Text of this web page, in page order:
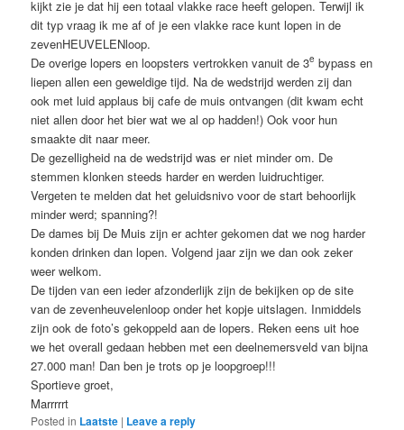
kijkt zie je dat hij een totaal vlakke race heeft gelopen. Terwijl ik
dit typ vraag ik me af of je een vlakke race kunt lopen in de
zevenHEUVELENloop.
De overige lopers en loopsters vertrokken vanuit de 3e bypass en
liepen allen een geweldige tijd. Na de wedstrijd werden zij dan
ook met luid applaus bij cafe de muis ontvangen (dit kwam echt
niet allen door het bier wat we al op hadden!) Ook voor hun
smaakte dit naar meer.
De gezelligheid na de wedstrijd was er niet minder om. De
stemmen klonken steeds harder en werden luidruchtiger.
Vergeten te melden dat het geluidsnivo voor de start behoorlijk
minder werd; spanning?!
De dames bij De Muis zijn er achter gekomen dat we nog harder
konden drinken dan lopen. Volgend jaar zijn we dan ook zeker
weer welkom.
De tijden van een ieder afzonderlijk zijn de bekijken op de site
van de zevenheuvelenloop onder het kopje uitslagen. Inmiddels
zijn ook de foto’s gekoppeld aan de lopers. Reken eens uit hoe
we het overall gedaan hebben met een deelnemersveld van bijna
27.000 man! Dan ben je trots op je loopgroep!!!
Sportieve groet,
Marrrrrt
Posted in Laatste | Leave a reply